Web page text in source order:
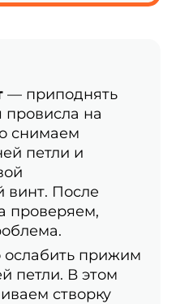
— приподнять
провисла на
снимаем
петли и
винт. После
проверяем,
прижим
петли. В этом
створку